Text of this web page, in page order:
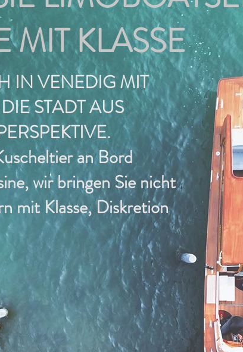
MIT KLASSE
IN VENEDIG MIT
STADT AUS
an Bord
wir bringen Sie nicht
mit Klasse, Diskretion